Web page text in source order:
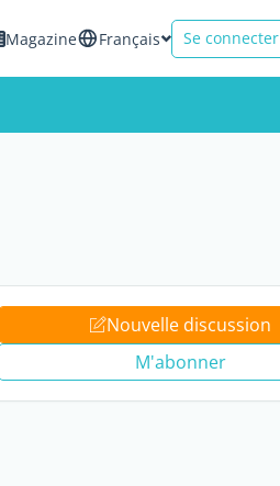
Magazine Français Se connecter
Nouvelle discussion
M'abonner